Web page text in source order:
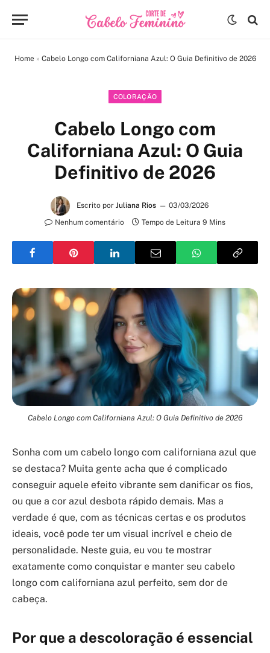
Home» Cabelo Longo com Californiana Azul: O Guia Definitivo de 2026
COLORAÇÃO
Cabelo Longo com
Californiana Azul: O Guia
Definitivo de 2026
Escrito por Juliana Rios
03/03/2026
Nenhum comentário
Tempo de Leitura 9 Mins
Cabelo Longo com Californiana Azul: O Guia Definitivo de 2026
Sonha com um cabelo longo com californiana azul que
se destaca? Muita gente acha que é complicado
conseguir aquele efeito vibrante sem danificar os fios,
ou que a cor azul desbota rápido demais. Mas a
verdade é que, com as técnicas certas e os produtos
ideais, você pode ter um visual incrível e cheio de
personalidade. Neste guia, eu vou te mostrar
exatamente como conquistar e manter seu cabelo
longo com californiana azul perfeito, sem dor de
cabeça.
Por que a descoloração é essencial